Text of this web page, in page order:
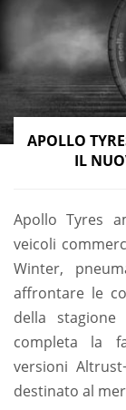
APOLLO
IL
Apollo Tyres
veicoli
Winter,
affrontare le
della
completa la
versioni
destinato al